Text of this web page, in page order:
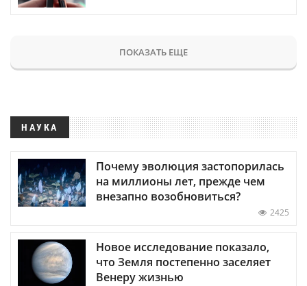
ПОКАЗАТЬ ЕЩЕ
НАУКА
Почему эволюция застопорилась
на миллионы лет, прежде чем
внезапно возобновиться?
2425
Новое исследование показало,
что Земля постепенно заселяет
Венеру жизнью